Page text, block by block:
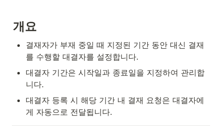
개요
결재자가 부재 중일 때 지정된 기간 동안 대신 결재
를 수행할 대결자를 설정합니다.
대결자 기간은 시작일과 종료일을 지정하여 관리합
니다.
대결자 등록 시 해당 기간 내 결재 요청은 대결자에
게 자동으로 전달됩니다.